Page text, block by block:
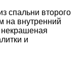
спальни второго
на внутренний
некрашеная
и